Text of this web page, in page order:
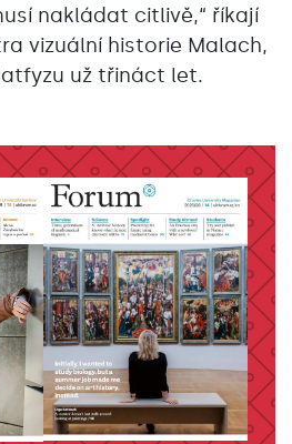
nakládat citlivě,“ říkají
vizuální historie Malach,
už třináct let.